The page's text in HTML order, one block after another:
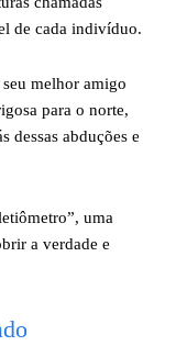
de cada indivíduo.
melhor amigo
para o norte,
dessas abduções e
uma
a verdade e